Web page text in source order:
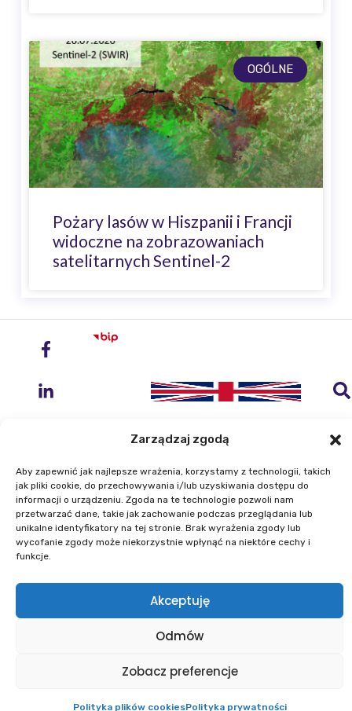
Zarządzaj zgodą
Aby zapewnić jak najlepsze wrażenia, korzystamy z technologii, takich
jak pliki cookie, do przechowywania i/lub uzyskiwania dostępu do
informacji o urządzeniu. Zgoda na te technologie pozwoli nam
przetwarzać dane, takie jak zachowanie podczas przeglądania lub
unikalne identyfikatory na tej stronie. Brak wyrażenia zgody lub
wycofanie zgody może niekorzystnie wpłynąć na niektóre cechy i
funkcje.
Akceptuję
Odmów
Zobacz preferencje
Polityka plików cookiesPolityka prywatności
OGÓLNE
Pożary lasów w Hiszpanii i Francji
widoczne na zobrazowaniach
satelitarnych Sentinel-2
Instytut Geodezji i Kartografii
ul. Zygmunta Modzelewskiego 27
02-679 Warszawa
E-mail: igik@igik.edu.pl
Mapa strony
Deklaracje dostępności
Klauzule informacyjne IGiK
Powered by ESITIO - Your Digital Space